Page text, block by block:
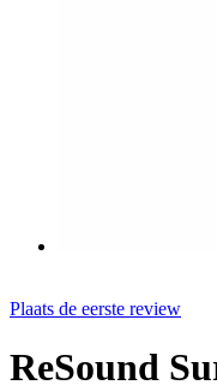
Plaats de eerste review
ReSound